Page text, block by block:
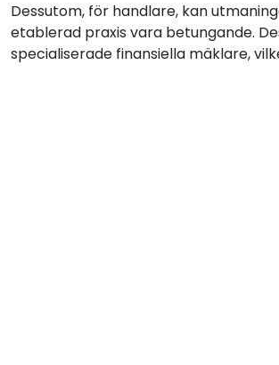
Dessutom, för handlare, kan
etablerad praxis vara betungande.
specialiserade finansiella mäklare,